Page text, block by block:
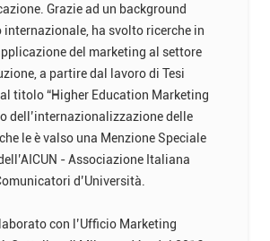
Grazie ad un background
internazionale, ha svolto ricerche in
del marketing al settore
a partire dal lavoro di Tesi
titolo “Higher Education Marketing
dell’internazionalizzazione delle
le è valso una Menzione Speciale
- Associazione Italiana
d’Università.
con l’Ufficio Marketing